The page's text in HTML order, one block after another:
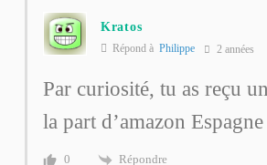
Kratos
Répond à Philippe 2 années
Par curiosité, tu as reçu
la part d’amazon Espagne
0 Répondre